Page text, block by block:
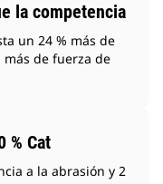
la competencia
un 24 % más de
de fuerza de
% Cat
a la abrasión y 2